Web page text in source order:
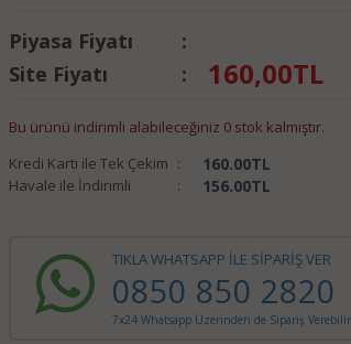
Piyasa Fiyatı
:
Site Fiyatı
: 160,00TL
Bu ürünü indirimli alabileceğiniz 0 stok kalmıştır.
Kredi Kartı ile Tek Çekim : 160.00TL
Havale ile İndirimli : 156.00TL
TIKLA WHATSAPP İLE SİPARİŞ VER
0850 850 2820
7x24 Whatsapp Üzerinden de Sipariş